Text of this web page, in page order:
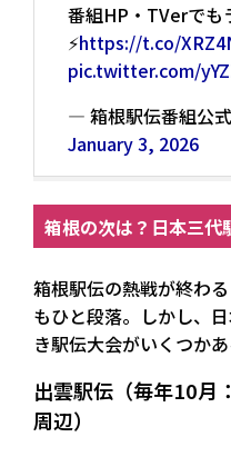
番組HP・TVerでも
⚡️https://t.co/
pic.twitter.com/
— 箱根駅伝番組公
January 3, 2026
箱根の次は？日本三代
箱根駅伝の熱戦が終わ
もひと段落。しかし、
き駅伝大会がいくつかあ
出雲駅伝（毎年10月
周辺）